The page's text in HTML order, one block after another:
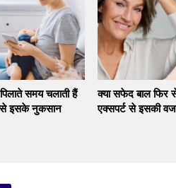
समय चलाती हैं
से इसके नुकसान
क्या सफेद बाल फिर
एक्सपर्ट से इसकी